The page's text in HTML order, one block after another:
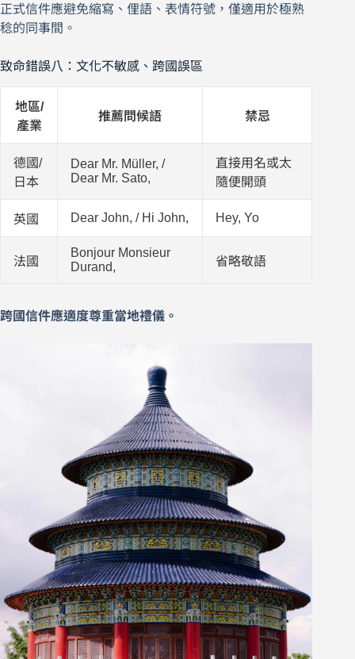
正式信件應避免縮寫、俚語、表情符號，僅適用於極熟
稔的同事間。
致命錯誤八：文化不敏感、跨國誤區
地區/
產業
推薦問候語 禁忌
德國/
日本
Dear Mr. Müller, /
Dear Mr. Sato,
直接用名或太
隨便開頭
英國 Dear John, / Hi John, Hey, Yo
法國
Bonjour Monsieur
Durand,
省略敬語
跨國信件應適度尊重當地禮儀。